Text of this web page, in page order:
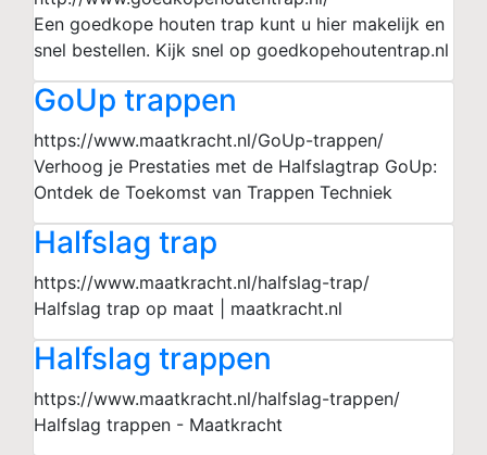
Een goedkope houten trap kunt u hier makelijk en
snel bestellen. Kijk snel op goedkopehoutentrap.nl
GoUp trappen
https://www.maatkracht.nl/GoUp-trappen/
Verhoog je Prestaties met de Halfslagtrap GoUp:
Ontdek de Toekomst van Trappen Techniek
Halfslag trap
https://www.maatkracht.nl/halfslag-trap/
Halfslag trap op maat | maatkracht.nl
Halfslag trappen
https://www.maatkracht.nl/halfslag-trappen/
Halfslag trappen - Maatkracht